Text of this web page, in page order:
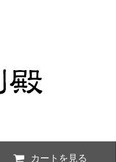
カートを見る